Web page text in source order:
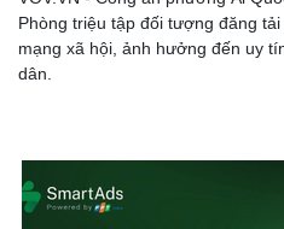
Phòng triệu tập đối tượng đăng
mạng xã hội, ảnh hưởng đến uy
dân.